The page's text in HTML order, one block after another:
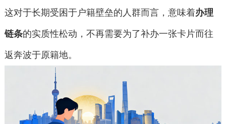
这对于长期受困于户籍壁垒的人群而言，意味着办理
链条的实质性松动，不再需要为了补办一张卡片而往
返奔波于原籍地。